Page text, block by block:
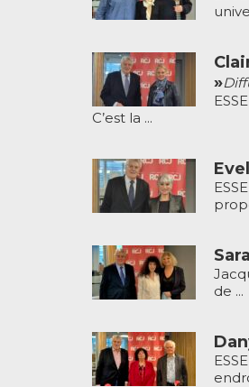
»
C’est la ...
de ...